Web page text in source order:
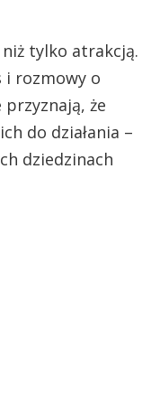
niż tylko atrakcją.
i rozmowy o
że
do działania –
dziedzinach